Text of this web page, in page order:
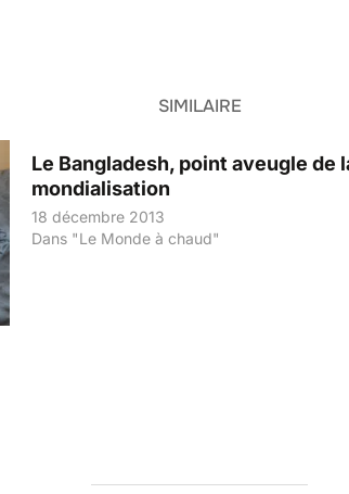
SIMILAIRE
Le Bangladesh, point aveugle de
mondialisation
18 décembre 2013
Dans "Le Monde à chaud"